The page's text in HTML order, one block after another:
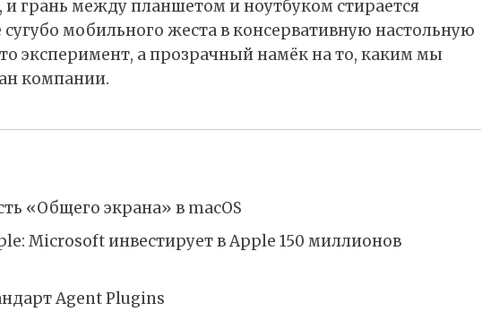
грань между планшетом и ноутбуком стирается
мобильного жеста в консервативную настольную
эксперимент, а прозрачный намёк на то, каким мы
компании.
«Общего экрана» в macOS
Microsoft инвестирует в Apple 150 миллионов
Agent Plugins